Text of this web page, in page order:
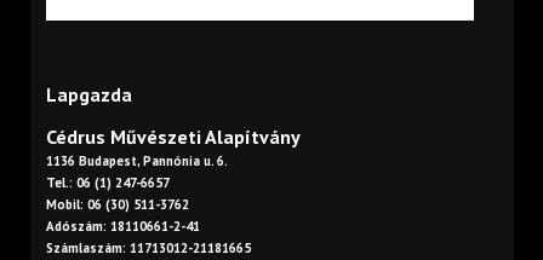
Lapgazda
Cédrus Művészeti Alapítvány
1136 Budapest, Pannónia u. 6.
Tel.: 06 (1) 247-6657
Mobil: 06 (30) 511-3762
Adószám: 18110661-2-41
Számlaszám: 11713012-21181665